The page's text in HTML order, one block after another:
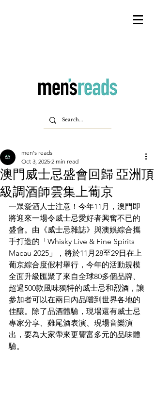
澳門威士忌盛會回歸 亞洲頂
級調酒師雲集上葡京
men's reads
Oct 3, 2025 2 min read
一眾愛酒人士注意！今年11月，澳門即
將迎來一場令威士忌愛好者興奮不已的
盛會。由《威士忌雜誌》與澳娛綜合攜
手打造的「Whisky Live & Fine Spirits
Macau 2025」，將於11月28至29日在上
葡京綜合度假村舉行，今年的活動規模
全面升級匯聚了來自全球80多個品牌、
超過500款風味獨特的威士忌和烈酒，讓
參加者可以在兩日內品嚐到世界各地的
佳釀。除了品酒體驗，現場還有威士忌
專家分享、雞尾酒表演、現場音樂演
出，要為大家帶來更豐富多元的品味體
驗。